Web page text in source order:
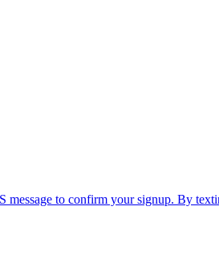
message to confirm your signup. By